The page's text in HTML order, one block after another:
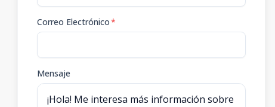
Correo Electrónico*
Mensaje